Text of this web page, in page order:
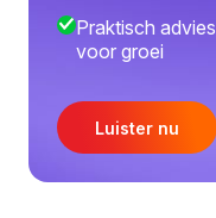
Praktisch advies
voor groei
Luister nu